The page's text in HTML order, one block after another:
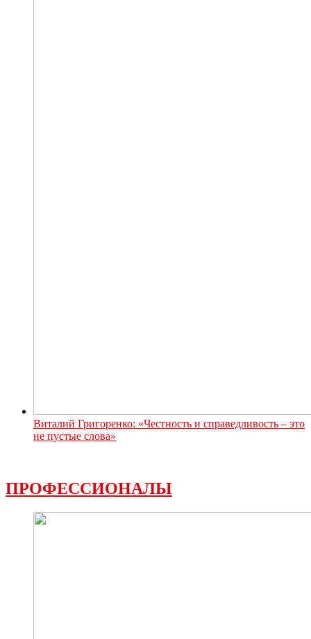
Виталий Григоренко: «Честность и справедливость – это
не пустые слова»
ПРОФЕССИОНАЛЫ